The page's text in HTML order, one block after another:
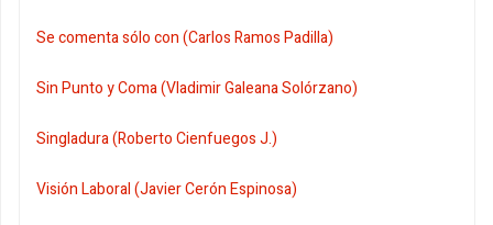
Se comenta sólo con (Carlos Ramos Padilla)
Sin Punto y Coma (Vladimir Galeana Solórzano)
Singladura (Roberto Cienfuegos J.)
Visión Laboral (Javier Cerón Espinosa)